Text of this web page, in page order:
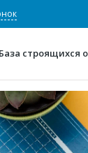
База строящихся